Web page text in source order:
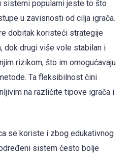
sistemi popularni jeste to što
u zavisnosti od cilja igrača.
dobitak koristeći strategije
dok drugi više vole stabilan i
rizikom, što im omogućavaju
Ta fleksibilnost čini
na različite tipove igrača i
se koriste i zbog edukativnog
sistem često bolje